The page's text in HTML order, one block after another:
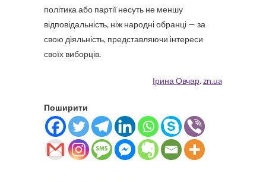
політика або партії несуть не меншу
відповідальність, ніж народні обранці — за
свою діяльність, представляючи інтереси
своїх виборців.
Ірина Овчар.zn.ua
Поширити